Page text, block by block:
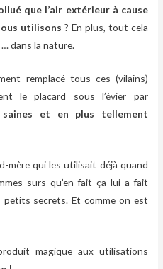
que l’air extérieur à cause
utilisons ? En plus, tout cela
dans la nature.
remplacé tous ces (vilains)
le placard sous l’évier par
saines et en plus tellement
mère qui les utilisait déjà quand
surs qu’en fait ça lui a fait
secrets. Et comme on est
magique aux utilisations